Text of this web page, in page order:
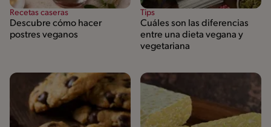
Recetas caseras
Descubre cómo hacer
postres veganos
Tips
Cuáles son las diferencias
entre una dieta vegana y
vegetariana